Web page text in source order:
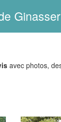
avec photos,